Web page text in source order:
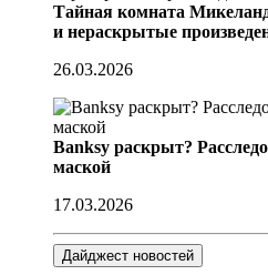
Тайная комната
и нераскрытые
26.03.2026
Banksy раскрыт?
маской
17.03.2026
Дайджест новостей